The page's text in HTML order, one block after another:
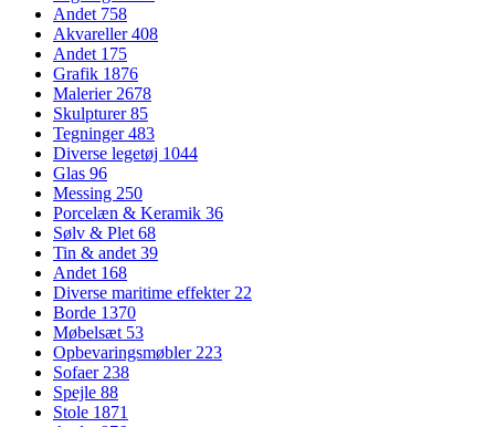
Andet 758
Akvareller408
Andet 175
Grafik 1876
Malerier2678
Skulpturer85
Tegninger483
Diverse legetøj 1044
Glas 96
Messing 250
Porcelæn & Keramik 36
Sølv & Plet68
Tin & andet39
Andet 168
Diverse maritime effekter22
Borde 1370
Møbelsæt 53
Opbevaringsmøbler223
Sofaer238
Spejle 88
Stole 1871